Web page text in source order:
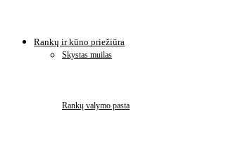
Rankų ir kūno priežiūra
Skystas muilas
Rankų valymo pasta